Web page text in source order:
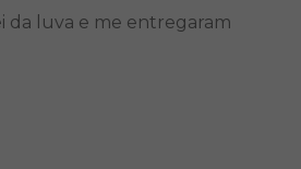
da luva e me entregaram